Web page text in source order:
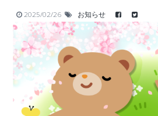
2025/02/26 お知らせ